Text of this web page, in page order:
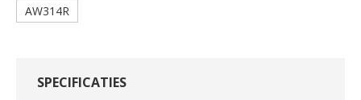
AW314R
SPECIFICATIES